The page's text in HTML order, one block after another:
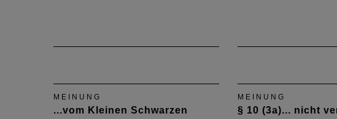
MEINUNG
...vom Kleinen Schwarzen
MEINUNG
§ 10 (3a)... nicht